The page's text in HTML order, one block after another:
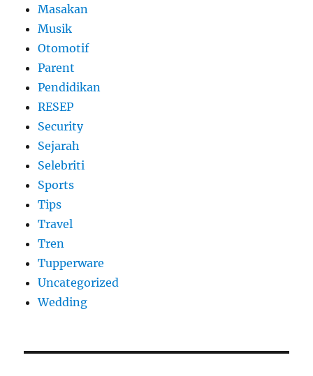
Masakan
Musik
Otomotif
Parent
Pendidikan
RESEP
Security
Sejarah
Selebriti
Sports
Tips
Travel
Tren
Tupperware
Uncategorized
Wedding